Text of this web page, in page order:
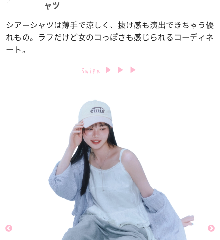
ャツ
シアーシャツは薄手で涼しく、抜け感も演出できちゃう優
れもの。ラフだけど女のコっぽさも感じられるコーディネ
ート。